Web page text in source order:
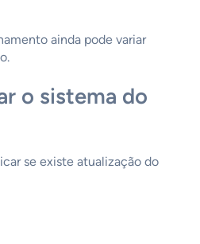
ainda pode variar
o sistema do
se existe atualização do